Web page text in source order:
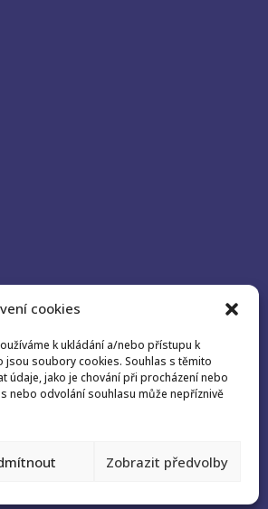
cookies
k ukládání a/nebo přístupu k
soubory cookies. Souhlas s těmito
údaje, jako je chování při procházení nebo
nebo odvolání souhlasu může nepříznivě
Zobrazit předvolby